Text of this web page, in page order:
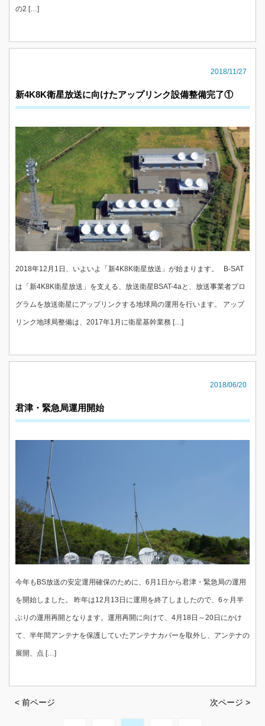
の2 […]
2018/11/27
新4K8K衛星放送に向けたアップリンク設備整備完了①
2018年12月1日、いよいよ「新4K8K衛星放送」が始まります。 B-SAT
は「新4K8K衛星放送」を支える、放送衛星BSAT-4aと、放送事業者プロ
グラムを放送衛星にアップリンクする地球局の運用を行います。 アップ
リンク地球局整備は、2017年1月に衛星基幹業務 […]
2018/06/20
君津・緊急局運用開始
今年もBS放送の安定運用確保のために、6月1日から君津・緊急局の運用
を開始しました。 昨年は12月13日に運用を終了しましたので、6ヶ月半
ぶりの運用再開となります。運用再開に向けて、4月18日～20日にかけ
て、半年間アンテナを保護していたアンテナカバーを取外し、アンテナの
展開、点 […]
< 前ページ 次ページ >